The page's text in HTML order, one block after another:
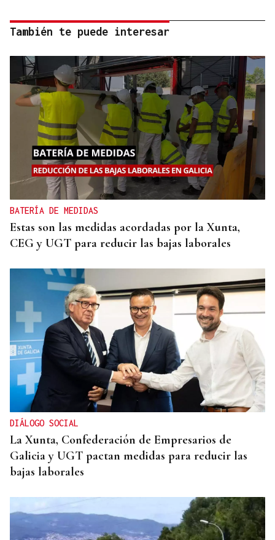
También te puede interesar
BATERÍA DE MEDIDAS
Estas son las medidas acordadas por la Xunta,
CEG y UGT para reducir las bajas laborales
DIÁLOGO SOCIAL
La Xunta, Confederación de Empresarios de
Galicia y UGT pactan medidas para reducir las
bajas laborales